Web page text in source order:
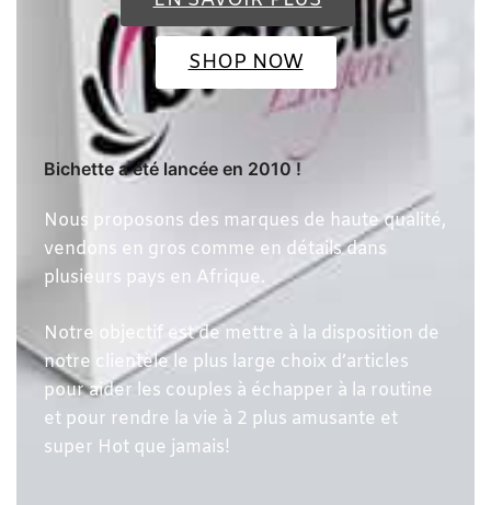
Bichette a été lancée en 2010 !
Nous proposons des marques de haute qualité,
vendons en gros comme en détails dans
plusieurs pays en Afrique.
Notre objectif est de mettre à la disposition de
notre clientèle le plus large choix d’articles
pour aider les couples à échapper à la routine
et pour rendre la vie à 2 plus amusante et
super Hot que jamais!